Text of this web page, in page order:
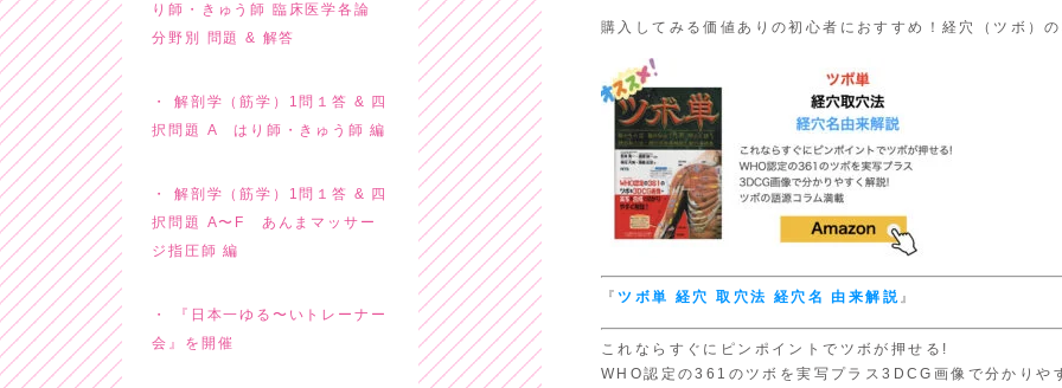
購入してみる価値ありの初心者におすすめ！経穴（ツボ）
『ツボ単 経穴 取穴法 経穴名 由来解説 』
これならすぐにピンポイントでツボが押せる!
WHO認定の361のツボを実写プラス3DCG画像で分かりや
り師・きゅう師 臨床医学各論
分野別 問題 & 解答
解剖学（筋学）1問１答 & 四
択問題 A はり師・きゅう師 編
解剖学（筋学）1問１答 & 四
択問題 A〜F あんまマッサー
ジ指圧師 編
『日本一ゆる〜いトレーナー
会』を開催